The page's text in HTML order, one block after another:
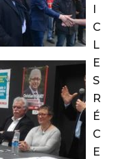
I
C
L
E
S
R
É
C
E